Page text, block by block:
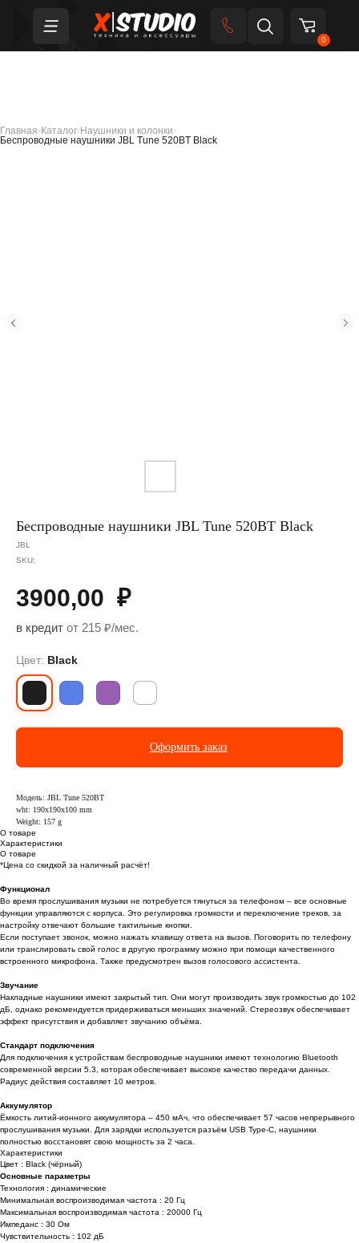
0
Главная› Каталог› Наушники и колонки›
Беспроводные наушники JBL Tune 520BT Black
Беспроводные наушники JBL Tune 520BT Black
JBL
SKU:
3900,00 ₽
в кредит от 215 ₽/мес.
Цвет: Black
Оформить заказ
Модель: JBL Tune 520BT
wht: 190x190x100 mm
Weight: 157 g
О товаре
Характеристики
О товаре
*Цена со скидкой за наличный расчёт!
Функционал
Во время прослушивания музыки не потребуется тянуться за телефоном – все основные
функции управляются с корпуса. Это регулировка громкости и переключение треков, за
настройку отвечают большие тактильные кнопки.
Если поступает звонок, можно нажать клавишу ответа на вызов. Поговорить по телефону
или транслировать свой голос в другую программу можно при помощи качественного
встроенного микрофона. Также предусмотрен вызов голосового ассистента.
Звучание
Накладные наушники имеют закрытый тип. Они могут производить звук громкостью до 102
дБ, однако рекомендуется придерживаться меньших значений. Стереозвук обеспечивает
эффект присутствия и добавляет звучанию объёма.
Стандарт подключения
Для подключения к устройствам беспроводные наушники имеют технологию Bluetooth
современной версии 5.3, которая обеспечивает высокое качество передачи данных.
Радиус действия составляет 10 метров.
Аккумулятор
Ёмкость литий-ионного аккумулятора – 450 мАч, что обеспечивает 57 часов непрерывного
прослушивания музыки. Для зарядки используется разъём USB Type-C, наушники
полностью восстановят свою мощность за 2 часа.
Характеристики
Цвет : Black (чёрный)
Основные параметры
Технология : динамические
Минимальная воспроизводимая частота : 20 Гц
Максимальная воспроизводимая частота : 20000 Гц
Импеданс : 30 Ом
Чувствительность : 102 дБ